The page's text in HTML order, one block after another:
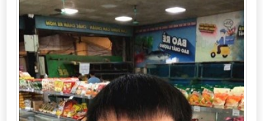
Cần thuê MBKD tại Phường Vĩnh Hưng
Cần thuê MBKD tại Phường Lĩnh Nam
Cần thuê MBKD tại Phường Hồng Hà
Cần thuê MBKD tại Phường Láng
Cần thuê MBKD tại Phường Văn Miếu
Cần thuê MBKD tại Phường Kim Liên
Cần thuê MBKD tại Phường Bạch Mai
Cần thuê MBKD tại Phường Vĩnh Tuy